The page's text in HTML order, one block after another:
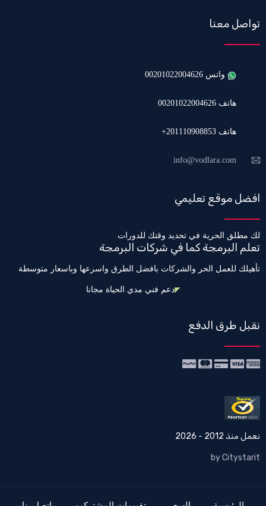
تواصل معنا
واتس 00201022004626
هاتف 00201022004626
هاتف 201110908853+
info@vodlara.com
افضل موقع تعليمي
لك مطلق الحرية في تحديد وقتك للدورات
تعلم البرمجة كما في شركات البرمجة
تأهيلك للعمل الحر والشركات بافضل الطرق واسرعها وباسعار متوسطة
دعم فني مدي الحياة مجانا
نقبل طرق الدفع
نعمل منذ 2012 - 2026
by Citystarit